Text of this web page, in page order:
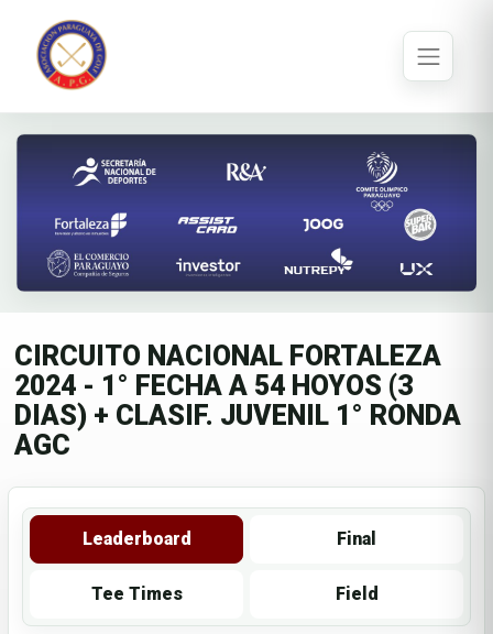
CIRCUITO NACIONAL FORTALEZA
2024 - 1° FECHA A 54 HOYOS (3
DIAS) + CLASIF. JUVENIL 1° RONDA
AGC
Leaderboard Final
Tee Times Field